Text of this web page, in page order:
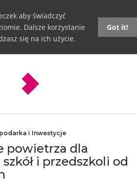
aby świadczyć
Dalsze korzystanie
się na ich użycie.
Got it!
i Inwestycje
powietrza dla
i przedszkoli od